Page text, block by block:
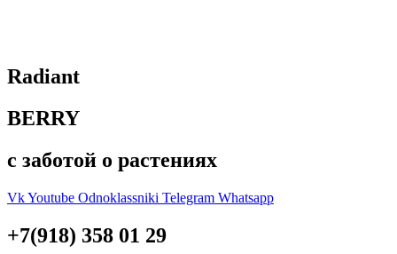
Radiant
BERRY
с заботой о растениях
VkYoutube Odnoklassniki Telegram Whatsapp
+7(918) 358 01 29